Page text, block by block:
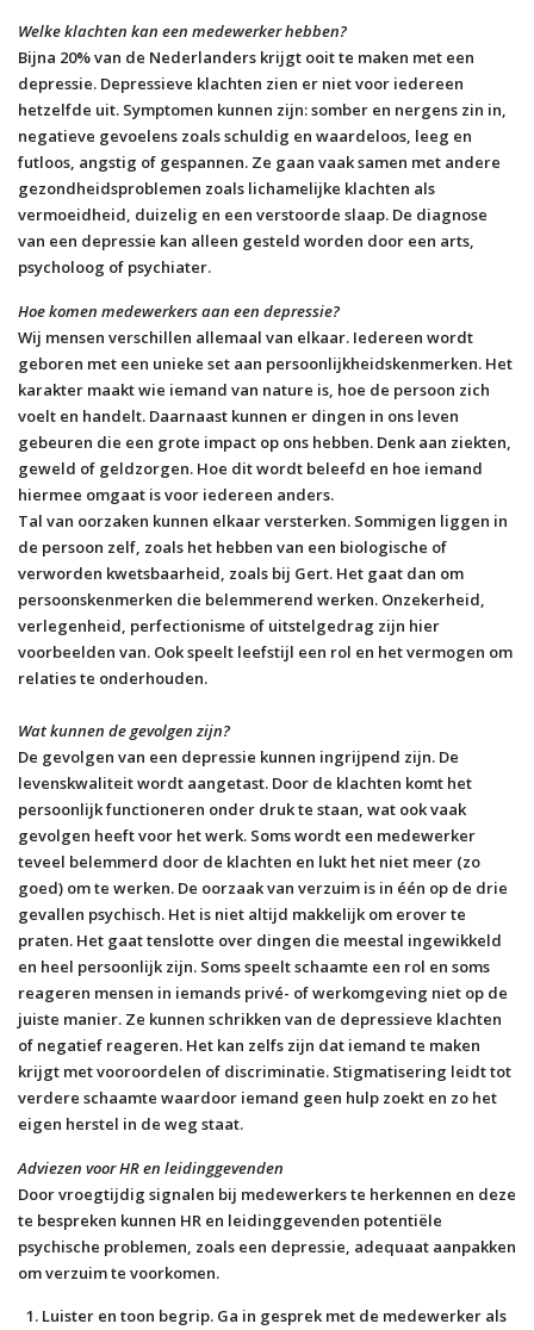
Welke klachten kan een medewerker hebben?
Bijna 20% van de Nederlanders krijgt ooit te maken met een
depressie. Depressieve klachten zien er niet voor iedereen
hetzelfde uit. Symptomen kunnen zijn: somber en nergens zin in,
negatieve gevoelens zoals schuldig en waardeloos, leeg en
futloos, angstig of gespannen. Ze gaan vaak samen met andere
gezondheidsproblemen zoals lichamelijke klachten als
vermoeidheid, duizelig en een verstoorde slaap. De diagnose
van een depressie kan alleen gesteld worden door een arts,
psycholoog of psychiater.
Hoe komen medewerkers aan een depressie?
Wij mensen verschillen allemaal van elkaar. Iedereen wordt
geboren met een unieke set aan persoonlijkheidskenmerken. Het
karakter maakt wie iemand van nature is, hoe de persoon zich
voelt en handelt. Daarnaast kunnen er dingen in ons leven
gebeuren die een grote impact op ons hebben. Denk aan ziekten,
geweld of geldzorgen. Hoe dit wordt beleefd en hoe iemand
hiermee omgaat is voor iedereen anders.
Tal van oorzaken kunnen elkaar versterken. Sommigen liggen in
de persoon zelf, zoals het hebben van een biologische of
verworden kwetsbaarheid, zoals bij Gert. Het gaat dan om
persoonskenmerken die belemmerend werken. Onzekerheid,
verlegenheid, perfectionisme of uitstelgedrag zijn hier
voorbeelden van. Ook speelt leefstijl een rol en het vermogen om
relaties te onderhouden.
Wat kunnen de gevolgen zijn?
De gevolgen van een depressie kunnen ingrijpend zijn. De
levenskwaliteit wordt aangetast. Door de klachten komt het
persoonlijk functioneren onder druk te staan, wat ook vaak
gevolgen heeft voor het werk. Soms wordt een medewerker
teveel belemmerd door de klachten en lukt het niet meer (zo
goed) om te werken. De oorzaak van verzuim is in één op de drie
gevallen psychisch. Het is niet altijd makkelijk om erover te
praten. Het gaat tenslotte over dingen die meestal ingewikkeld
en heel persoonlijk zijn. Soms speelt schaamte een rol en soms
reageren mensen in iemands privé- of werkomgeving niet op de
juiste manier. Ze kunnen schrikken van de depressieve klachten
of negatief reageren. Het kan zelfs zijn dat iemand te maken
krijgt met vooroordelen of discriminatie. Stigmatisering leidt tot
verdere schaamte waardoor iemand geen hulp zoekt en zo het
eigen herstel in de weg staat.
Adviezen voor HR en leidinggevenden
Door vroegtijdig signalen bij medewerkers te herkennen en deze
te bespreken kunnen HR en leidinggevenden potentiële
psychische problemen, zoals een depressie, adequaat aanpakken
om verzuim te voorkomen.
Luister en toon begrip. Ga in gesprek met de medewerker als